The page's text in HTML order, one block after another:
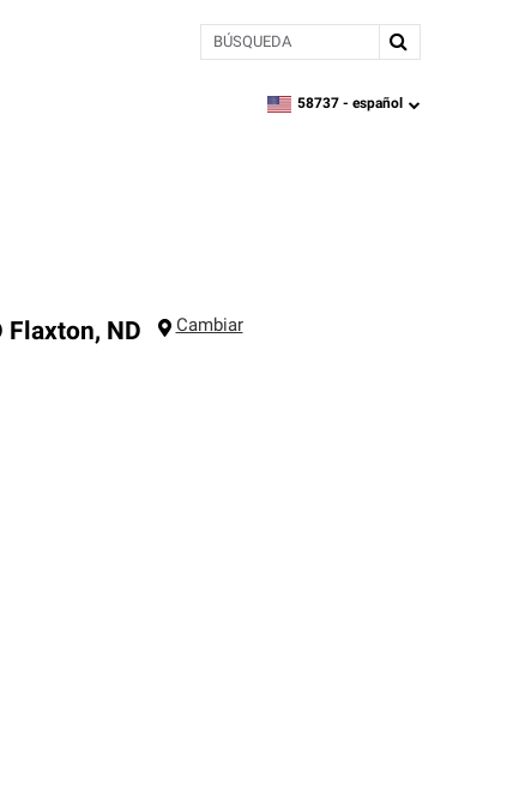
BÚSQUEDA
zipcode,language
58737 - español
Flaxton, ND Cambiar